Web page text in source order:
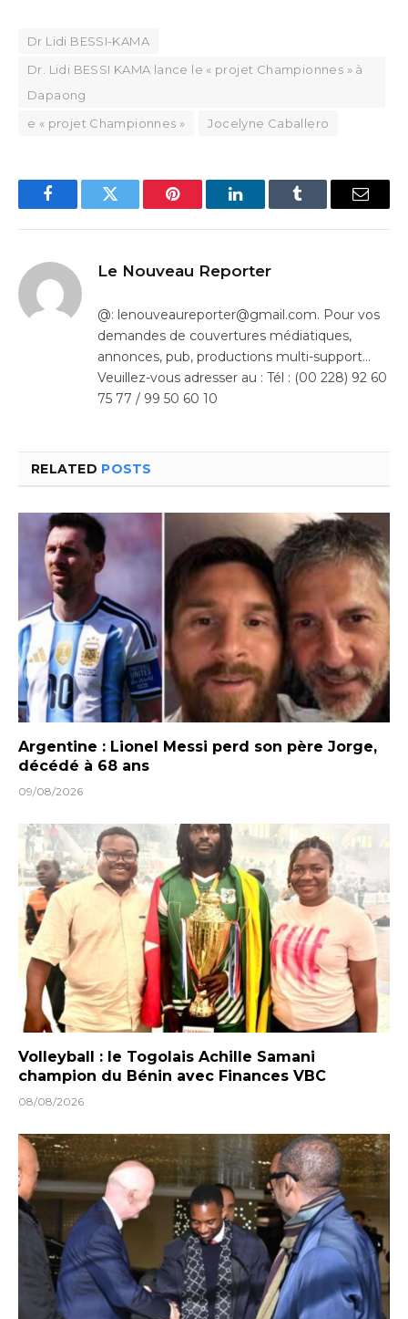
Dr Lidi BESSI-KAMA
Dr. Lidi BESSI KAMA lance le « projet Championnes » à
Dapaong
e « projet Championnes »
Jocelyne Caballero
FacebookTwitter Pinterest LinkedInTumblr Email
Le Nouveau Reporter
@: lenouveaureporter@gmail.com. Pour vos
demandes de couvertures médiatiques,
annonces, pub, productions multi-support…
Veuillez-vous adresser au : Tél : (00 228) 92 60
75 77 / 99 50 60 10
RELATED POSTS
Argentine : Lionel Messi perd son père Jorge,
décédé à 68 ans
09/08/2026
Volleyball : le Togolais Achille Samani
champion du Bénin avec Finances VBC
08/08/2026